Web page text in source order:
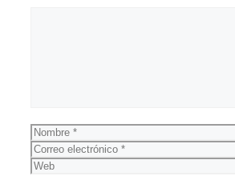
Nombre
Correo
electrónico
Web